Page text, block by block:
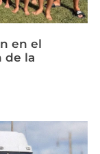
en el
de la